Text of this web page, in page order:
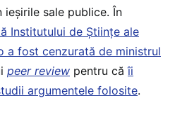
ieșirile sale publice. În
Institutului de Științe ale
a fost cenzurată de ministrul
peer review pentru căîi
argumentele folosite.